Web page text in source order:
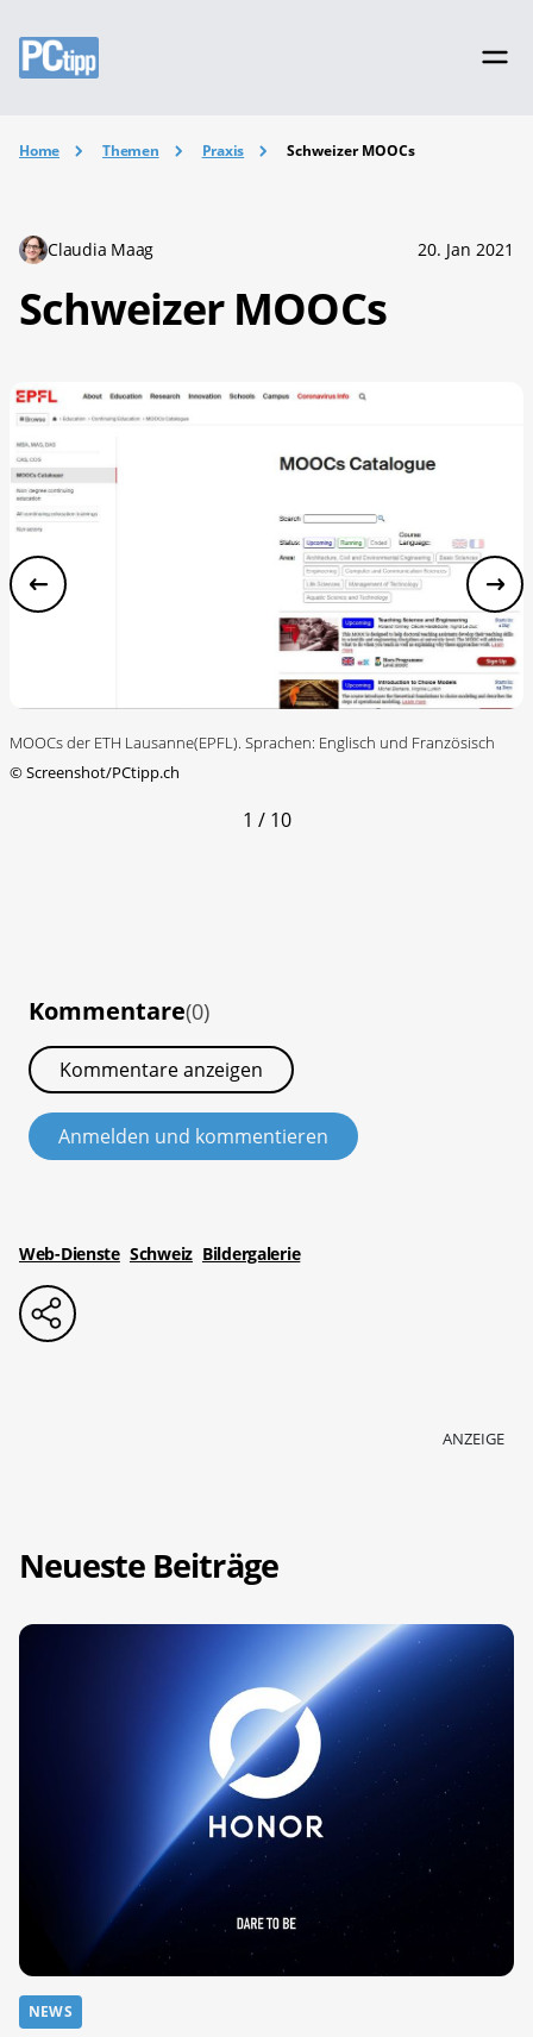
Home Themen Praxis Schweizer MOOCs
Claudia Maag 20. Jan 2021
Schweizer MOOCs
MOOCs der ETH Lausanne(EPFL). Sprachen: Englisch und Französisch
©Screenshot/PCtipp.ch
1 / 10
Kommentare(0)
Kommentare anzeigen
Anmelden und kommentieren
Web-Dienste Schweiz Bildergalerie
ANZEIGE
Neueste Beiträge
NEWS